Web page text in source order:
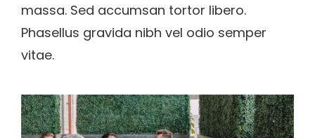
massa. Sed accumsan tortor libero.
Phasellus gravida nibh vel odio semper
vitae.